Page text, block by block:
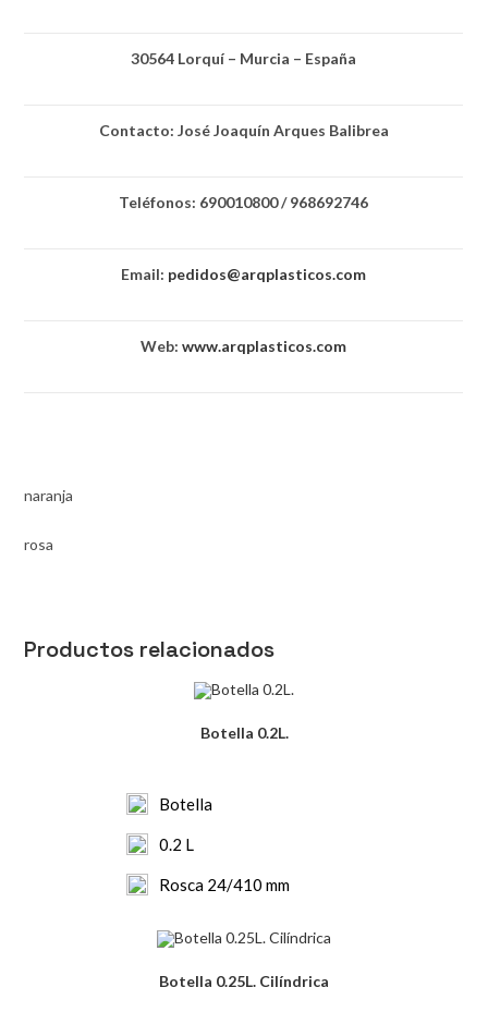
30564 Lorquí – Murcia – España
Contacto: José Joaquín Arques Balibrea
Teléfonos: 690010800 / 968692746
Email: pedidos@arqplasticos.com
Web:www.arqplasticos.com
naranja
rosa
Productos relacionados
Botella 0.2L.
Botella
0.2 L
Rosca 24/410 mm
Botella 0.25L. Cilíndrica